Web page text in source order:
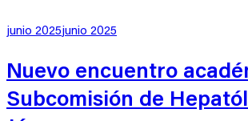
Publicado
junio 2025junio 2025
Nuevo encuentro
Subcomisión de